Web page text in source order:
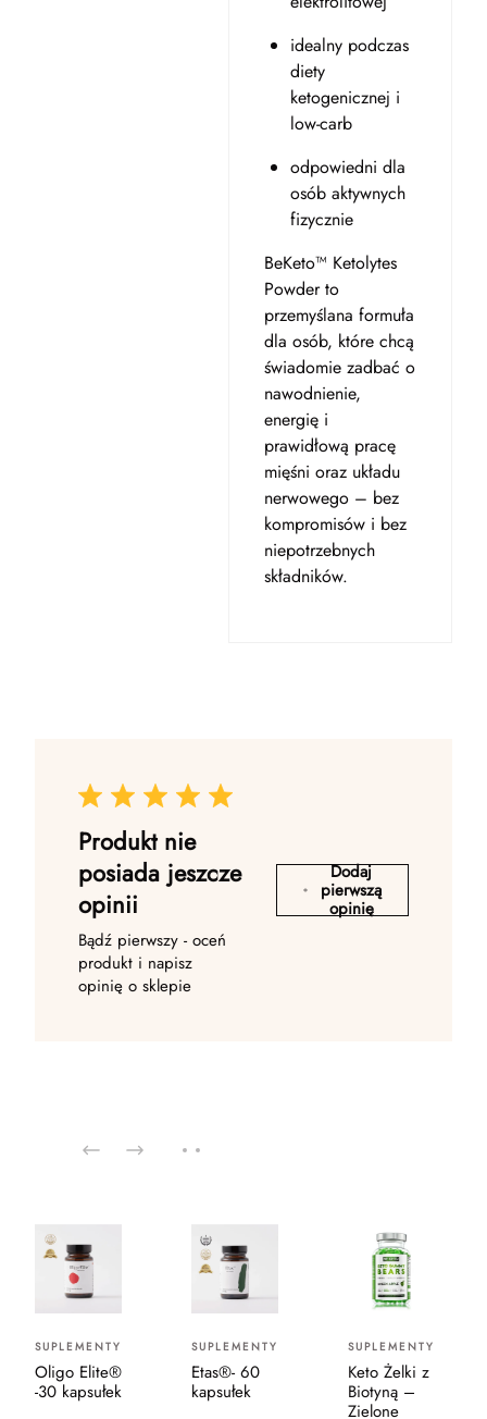
idealny podczas
diety
ketogenicznej i
low-carb
odpowiedni dla
osób aktywnych
fizycznie
BeKeto™ Ketolytes
Powder to
przemyślana formuła
dla osób, które chcą
świadomie zadbać o
nawodnienie,
energię i
prawidłową pracę
mięśni oraz układu
nerwowego – bez
kompromisów i bez
niepotrzebnych
składników.
Produkt nie
posiada jeszcze
opinii
Bądź pierwszy - oceń
produkt i napisz
opinię o sklepie
Dodaj
pierwszą
opinię
SUPLEMENTY
Oligo Elite®
-30 kapsułek
SUPLEMENTY
Etas®- 60
kapsułek
SUPLEMENTY
Keto Żelki z
Biotyną –
Zielone